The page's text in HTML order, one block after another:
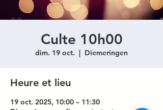
Culte 10h00
dim. 19 oct.
  |
Diemeringen
Heure et lieu
19 oct. 2025, 10:00 – 11:30